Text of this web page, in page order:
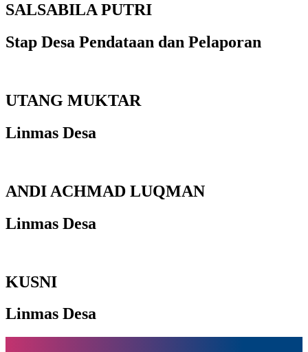
SALSABILA PUTRI
Stap Desa Pendataan dan Pelaporan
UTANG MUKTAR
Linmas Desa
ANDI ACHMAD LUQMAN
Linmas Desa
KUSNI
Linmas Desa